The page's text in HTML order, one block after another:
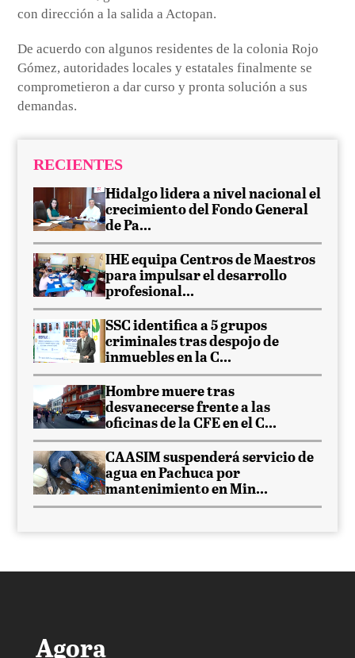
con dirección a la salida a Actopan.
De acuerdo con algunos residentes de la colonia Rojo
Gómez, autoridades locales y estatales finalmente se
comprometieron a dar curso y pronta solución a sus
demandas.
RECIENTES
Hidalgo lidera a nivel nacional el
crecimiento del Fondo General
de Pa...
IHE equipa Centros de Maestros
para impulsar el desarrollo
profesional...
SSC identifica a 5 grupos
criminales tras despojo de
inmuebles en la C...
Hombre muere tras
desvanecerse frente a las
oficinas de la CFE en el C...
CAASIM suspenderá servicio de
agua en Pachuca por
mantenimiento en Min...
Agora